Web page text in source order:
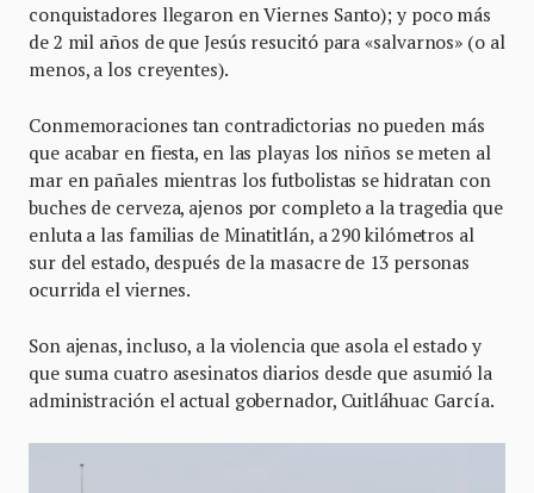
conquistadores llegaron en Viernes Santo); y poco más
de 2 mil años de que Jesús resucitó para «salvarnos» (o al
menos, a los creyentes).
Conmemoraciones tan contradictorias no pueden más
que acabar en fiesta, en las playas los niños se meten al
mar en pañales mientras los futbolistas se hidratan con
buches de cerveza, ajenos por completo a la tragedia que
enluta a las familias de Minatitlán, a 290 kilómetros al
sur del estado, después de la masacre de 13 personas
ocurrida el viernes.
Son ajenas, incluso, a la violencia que asola el estado y
que suma cuatro asesinatos diarios desde que asumió la
administración el actual gobernador, Cuitláhuac García.